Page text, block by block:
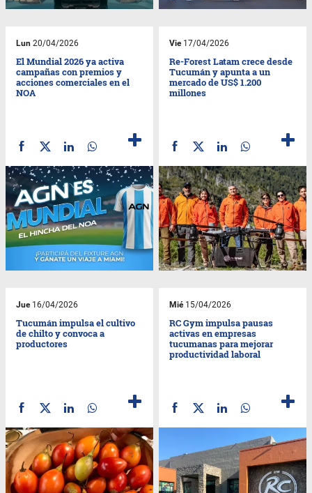
Lun 20/04/2026
El Mundial 2026 ya activa
campañas con premios y
acciones comerciales en el
NOA
Vie17/04/2026
Re-Forest Latam crece desde
Tucumán y apunta a un
mercado de US$ 1.200
millones
Jue16/04/2026
Tucumán impulsa el cultivo
de chilto y convoca a
productores
Mié15/04/2026
RC Gym impulsa pausas
activas en empresas
tucumanas para mejorar
productividad laboral